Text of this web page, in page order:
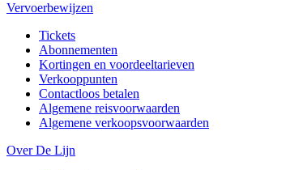
Vervoerbewijzen
Tickets
Abonnementen
Kortingen en voordeeltarieven
Verkooppunten
Contactloos betalen
Algemene reisvoorwaarden
Algemene verkoopsvoorwaarden
Over De Lijn